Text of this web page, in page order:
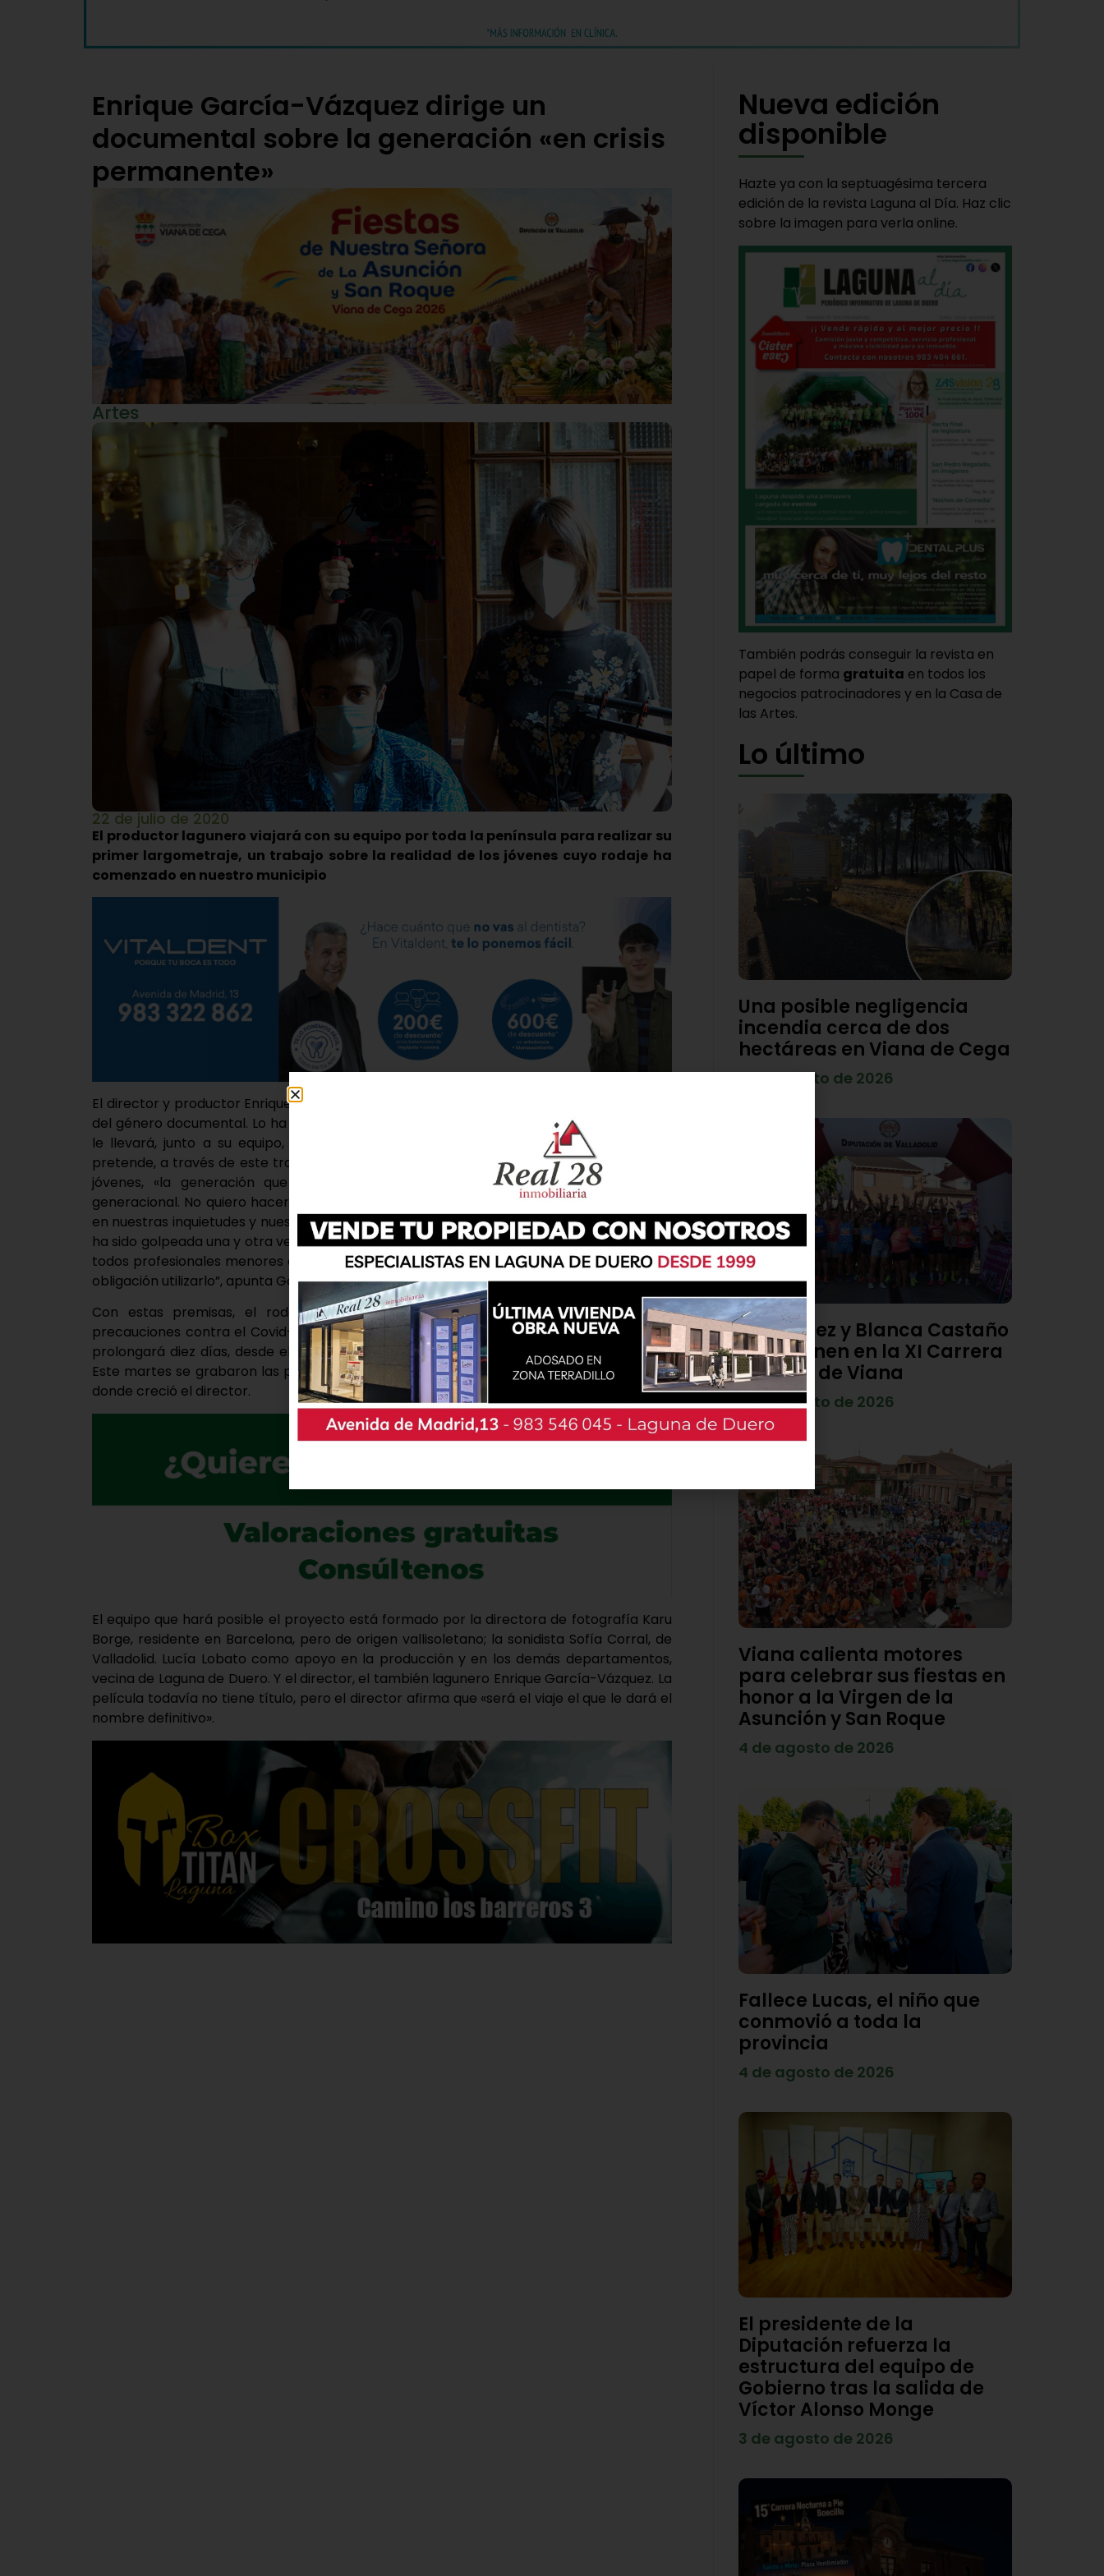
Enrique García-Vázquez dirige un
documental sobre la generación «en crisis
permanente»
Artes
22 de julio de 2020
El productor lagunero viajará con su equipo por toda la península para realizar su
primer largometraje, un trabajo sobre la realidad de los jóvenes cuyo rodaje ha
comenzado en nuestro municipio
El director y productor Enrique García-Vázquez ha dado el salto al largometraje a través
del género documental. Lo ha hecho a través de un proyecto que acaba de nacer y que
le llevará, junto a su equipo, en un viaje a lo largo de toda la península. El lagunero
pretende, a través de este trabajo, recoger la realidad actual a través de los ojos de los
jóvenes, «la generación que ha vivido en crisis permanente». «Es un documental
generacional. No quiero hacer un documental más sobre el coronavirus, sino centrarme
en nuestras inquietudes y nuestros sueños frustrados. Quiero hablar de la generación que
ha sido golpeada una y otra vez por numerosas crisis continuadas. Creo que, en el equipo,
todos profesionales menores de treinta años, hay mucho talento, y creo que es casi una
obligación utilizarlo”, apunta García-Vázquez.
Con estas premisas, el rodaje se llevará a cabo siguiendo todas las medidas y
precauciones contra el Covid-19, gracias a un equipo reducido de cuatro personas, y se
prolongará diez días, desde el 7 al 18 de agosto, logrando plasmar la realidad nacional.
Este martes se grabaron las primeras escenas del filme en Laguna de Duero, en la casa
donde creció el director.
El equipo que hará posible el proyecto está formado por la directora de fotografía Karu
Borge, residente en Barcelona, pero de origen vallisoletano; la sonidista Sofía Corral, de
Valladolid. Lucía Lobato como apoyo en la producción y en los demás departamentos,
vecina de Laguna de Duero. Y el director, el también lagunero Enrique García-Vázquez. La
película todavía no tiene título, pero el director afirma que «será el viaje el que le dará el
nombre definitivo».
Nueva edición
disponible
Hazte ya con la septuagésima tercera
edición de la revista Laguna al Día. Haz clic
sobre la imagen para verla online.
También podrás conseguir la revista en
papel de forma gratuita en todos los
negocios patrocinadores y en la Casa de
las Artes.
Lo último
Una posible negligencia
incendia cerca de dos
hectáreas en Viana de Cega
7 de agosto de 2026
Diego Díez y Blanca Castaño
se imponen en la XI Carrera
Popular de Viana
4 de agosto de 2026
Viana calienta motores
para celebrar sus fiestas en
honor a la Virgen de la
Asunción y San Roque
4 de agosto de 2026
Fallece Lucas, el niño que
conmovió a toda la
provincia
4 de agosto de 2026
El presidente de la
Diputación refuerza la
estructura del equipo de
Gobierno tras la salida de
Víctor Alonso Monge
3 de agosto de 2026